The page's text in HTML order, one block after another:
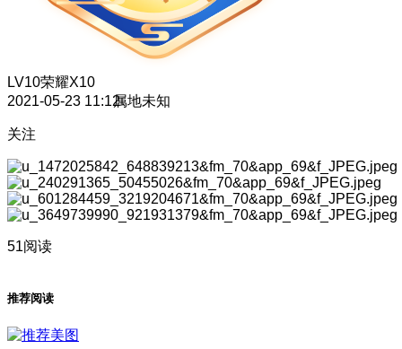
LV10荣耀X10
2021-05-23 11:12属地未知
关注
51阅读
推荐阅读